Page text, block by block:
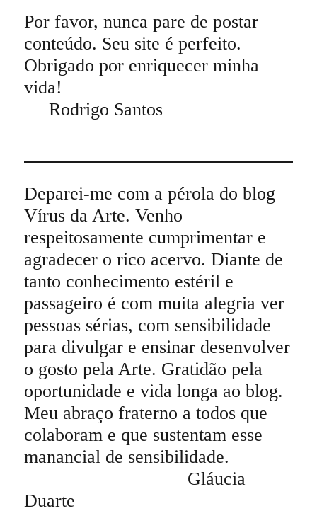
Por favor, nunca pare de postar
conteúdo. Seu site é perfeito.
Obrigado por enriquecer minha
vida!
Rodrigo Santos
Deparei-me com a pérola do blog
Vírus da Arte. Venho
respeitosamente cumprimentar e
agradecer o rico acervo. Diante de
tanto conhecimento estéril e
passageiro é com muita alegria ver
pessoas sérias, com sensibilidade
para divulgar e ensinar desenvolver
o gosto pela Arte. Gratidão pela
oportunidade e vida longa ao blog.
Meu abraço fraterno a todos que
colaboram e que sustentam esse
manancial de sensibilidade.
Gláucia
Duarte